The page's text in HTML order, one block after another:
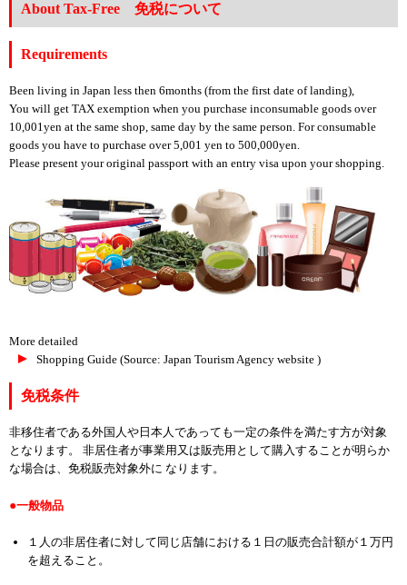
About Tax-Free 免税について
Requirements
Been living in Japan less then 6months (from the first date of landing),
You will get TAX exemption when you purchase inconsumable goods over
10,001yen at the same shop, same day by the same person. For consumable
goods you have to purchase over 5,001 yen to 500,000yen.
Please present your original passport with an entry visa upon your shopping.
More detailed
Shopping Guide (Source: Japan Tourism Agency website )
免税条件
非移住者である外国人や日本人であっても一定の条件を満たす方が対象
となります。 非居住者が事業用又は販売用として購入することが明らか
な場合は、免税販売対象外に なります。
一般物品
１人の非居住者に対して同じ店舗における１日の販売合計額が１万円
を超えること。